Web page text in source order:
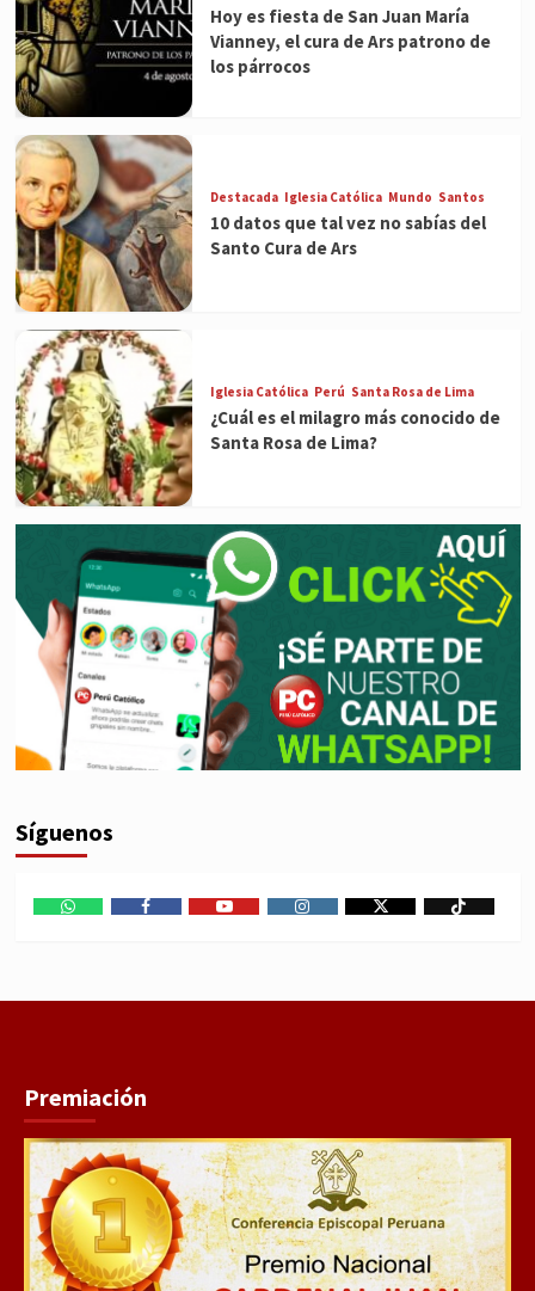
Hoy es fiesta de San Juan María
Vianney, el cura de Ars patrono de
los párrocos
Destacada Iglesia Católica Mundo Santos
10 datos que tal vez no sabías del
Santo Cura de Ars
Iglesia Católica Perú Santa Rosa de Lima
¿Cuál es el milagro más conocido de
Santa Rosa de Lima?
Síguenos
Premiación